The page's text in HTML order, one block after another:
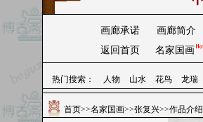
画廊承诺 画廊简介
返回首页
名家国画
热门搜索： 人物 山水 花鸟 龙瑞
首页>>名家国画>>张复兴>>作品介绍